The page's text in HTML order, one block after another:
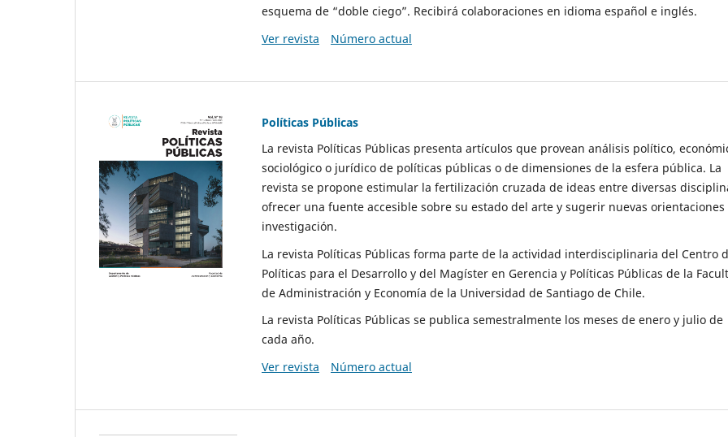
esquema de “doble ciego”. Recibirá colaboraciones en idioma español e inglés.
Ver revista
Número actual
Políticas Públicas
La revista Políticas Públicas presenta artículos que provean análisis político,
sociológico o jurídico de políticas públicas o de dimensiones de la esfera pública. La
revista se propone estimular la fertilización cruzada de ideas entre diversas
ofrecer una fuente accesible sobre su estado del arte y sugerir nuevas orientaciones
investigación.
La revista Políticas Públicas forma parte de la actividad interdisciplinaria del Centro
Políticas para el Desarrollo y del Magíster en Gerencia y Políticas Públicas de la
de Administración y Economía de la Universidad de Santiago de Chile.
La revista Políticas Públicas se publica semestralmente los meses de enero y julio de
cada año.
Ver revista
Número actual